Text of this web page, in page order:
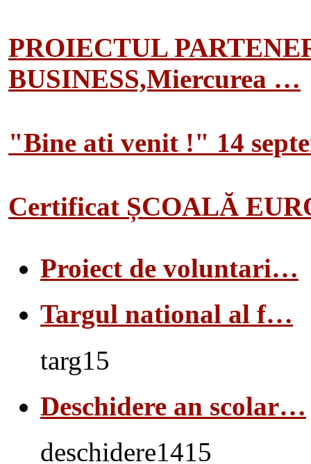
PROIECTUL
BUSINESS,Miercurea …
"Bine ati venit !" 14
Certificat ȘCOALĂ
Proiect de voluntari…
Targul national al f…
targ15
Deschidere an scolar…
deschidere1415